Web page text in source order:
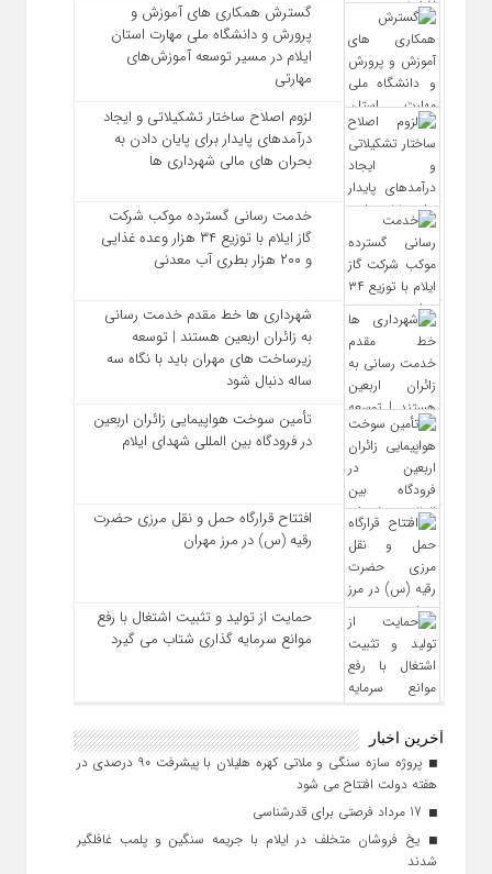
گسترش همکاری‌ های آموزش و
پرورش و دانشگاه ملی مهارت استان
ایلام در مسیر توسعه آموزش‌های
مهارتی
لزوم اصلاح ساختار تشکیلاتی و ایجاد
درآمدهای پایدار برای پایان دادن به
بحران‌ های مالی شهرداری‌ ها
خدمت رسانی گسترده موکب شرکت
گاز ایلام با توزیع ۳۴ هزار وعده غذایی
و ۲۰۰ هزار بطری آب معدنی
شهرداری‌ ها خط مقدم خدمت ‌رسانی
به زائران اربعین هستند | توسعه
زیرساخت ‌های مهران باید با نگاه سه‌
ساله دنبال شود
تأمین سوخت هواپیمایی زائران اربعین
در فرودگاه بین المللی شهدای ایلام
افتتاح قرارگاه حمل‌ و نقل مرزی حضرت
رقیه (س) در مرز مهران
حمایت از تولید و تثبیت اشتغال با رفع
موانع سرمایه‌ گذاری شتاب می‌ گیرد
آخرین اخبار
پروژه سازه سنگی و ملاتی کهره هلیلان با پیشرفت ۹۰ درصدی در
هفته دولت افتتاح می شود
یخ‌ فروشان متخلف در ایلام با جریمه سنگین و پلمب غافلگیر
شدند